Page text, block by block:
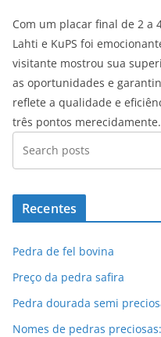
Com um placar final de 2 a
Lahti e KuPS foi
visitante mostrou sua
as oportunidades e
reflete a qualidade e
três pontos merecidamente.
Recentes
Pedra de fel bovina
Preço da pedra safira
Pedra dourada semi
Nomes de pedras